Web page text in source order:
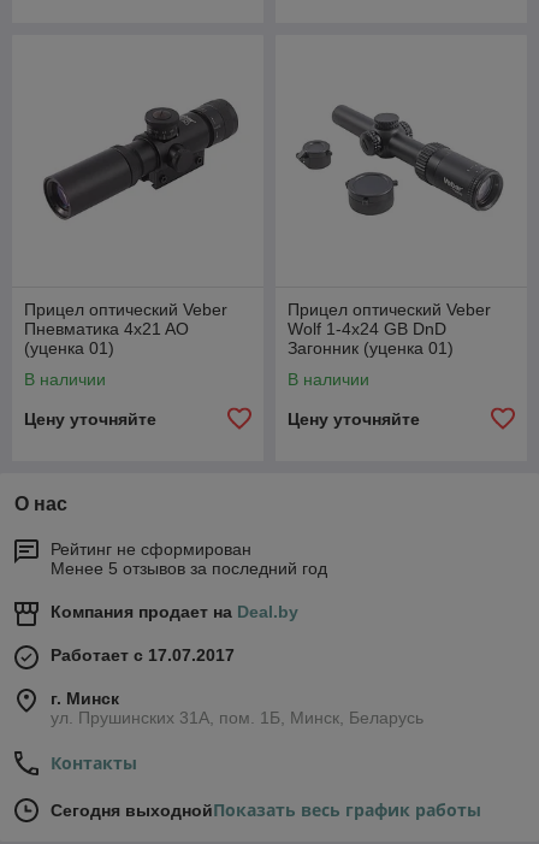
Прицел оптический Veber
Пневматика 4x21 AO
(уценка 01)
В наличии
Цену уточняйте
Прицел оптический Veber
Wolf 1-4x24 GB DnD
Загонник (уценка 01)
В наличии
Цену уточняйте
О нас
Рейтинг не сформирован
Менее 5 отзывов за последний год
Компания продает на Deal.by
Работает с 17.07.2017
г. Минск
ул. Прушинских 31А, пом. 1Б, Минск, Беларусь
Контакты
Сегодня выходнойПоказать весь график работы